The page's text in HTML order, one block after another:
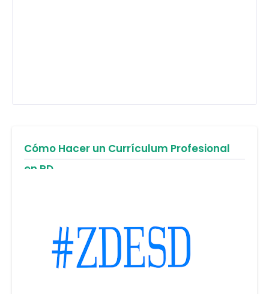
Cómo Hacer un Currículum Profesional
en RD